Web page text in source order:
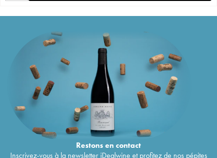
Restons encontact
Inscrivez-vous à la newsletter iDealwine et profitez de nos pépites